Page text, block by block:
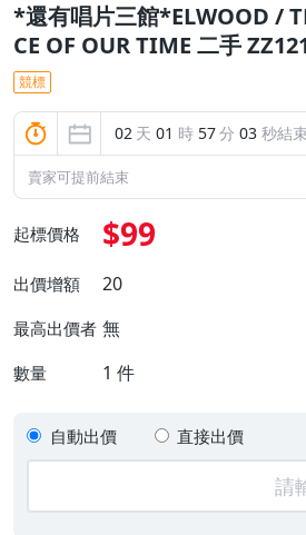
*還有唱片三館*ELWOOD /
CE OF OUR TIME 二手
競標
02 天 01 時 57分 02 秒結束
賣家可提前結束
起標價格 $99
出價增額 20
最高出價者 無
數量 1 件
自動出價 直接出價